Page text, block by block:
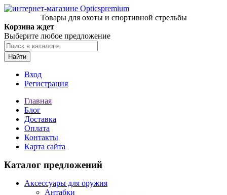
Товары для охоты и спортивной стрельбы
Корзина ждет
Выберите любое предложение
Найти
Вход
Регистрация
Главная
Блог
Доставка
Оплата
Контакты
Карта сайта
Каталог предложений
Аксессуары для оружия
Антабки